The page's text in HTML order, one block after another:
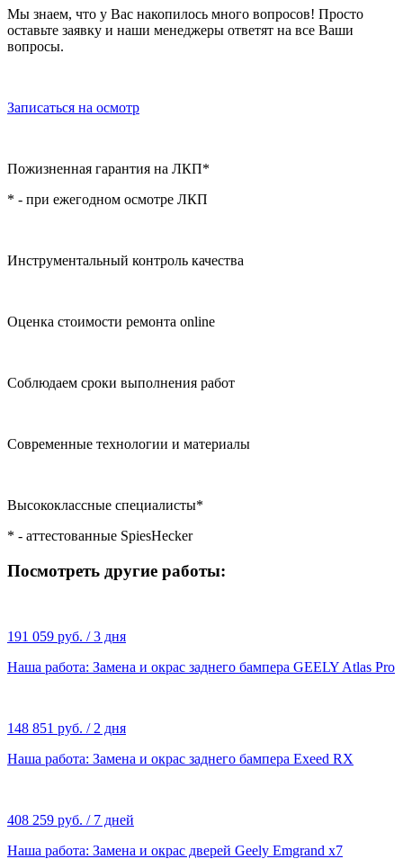
Мы знаем, что у Вас накопилось много вопросов! Просто
оставьте заявку и наши менеджеры ответят на все Ваши
вопросы.
Записаться на осмотр
Пожизненная гарантия на ЛКП*
* - при ежегодном осмотре ЛКП
Инструментальный контроль качества
Оценка стоимости ремонта online
Соблюдаем сроки выполнения работ
Современные технологии и материалы
Высококлассные специалисты*
* - аттестованные SpiesHecker
Посмотреть другие работы:
191 059 руб. / 3 дня
Наша работа: Замена и окрас заднего бампера GEELY Atlas Pro
148 851 руб. / 2 дня
Наша работа: Замена и окрас заднего бампера Exeed RX
408 259 руб. / 7 дней
Наша работа: Замена и окрас дверей Geely Emgrand x7